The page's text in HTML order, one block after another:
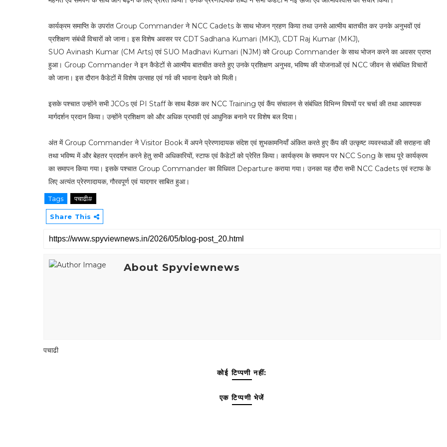
कार्यक्रम समाप्ति के उपरांत Group Commander ने NCC Cadets के साथ भोजन ग्रहण किया तथा उनसे आत्मीय बातचीत कर उनके अनुभवों एवं
प्रशिक्षण संबंधी विचारों को जाना। इस विशेष अवसर पर CDT Sadhana Kumari (MKJ), CDT Raj Kumar (MKJ),
SUO Avinash Kumar (CM Arts) एवं SUO Madhavi Kumari (NJM) को Group Commander के साथ भोजन करने का अवसर प्राप्त
हुआ। Group Commander ने इन कैडेटों से आत्मीय बातचीत करते हुए उनके प्रशिक्षण अनुभव, भविष्य की योजनाओं एवं NCC जीवन से संबंधित विचारों
को जाना। इस दौरान कैडेटों में विशेष उत्साह एवं गर्व की भावना देखने को मिली।
इसके पश्चात उन्होंने सभी JCOs एवं PI Staff के साथ बैठक कर NCC Training एवं कैंप संचालन से संबंधित विभिन्न विषयों पर चर्चा की तथा आवश्यक
मार्गदर्शन प्रदान किया। उन्होंने प्रशिक्षण को और अधिक प्रभावी एवं आधुनिक बनाने पर विशेष बल दिया।
अंत में Group Commander ने Visitor Book में अपने प्रेरणादायक संदेश एवं शुभकामनियाँ अंकित करते हुए कैंप की उत्कृष्ट व्यवस्थाओं की सराहना की
तथा भविष्य में और बेहतर प्रदर्शन करने हेतु सभी अधिकारियों, स्टाफ एवं कैडेटों को प्रेरित किया। कार्यक्रम के समापन पर NCC Song के साथ पूरे कार्यक्रम
का समापन किया गया। इसके पश्चात Group Commander का विधिवत Departure कराया गया। उनका यह दौरा सभी NCC Cadets एवं स्टाफ के
लिए अत्यंत प्रेरणादायक, गौरवपूर्ण एवं यादगार साबित हुआ।
Tags पचाढी#
Share This
About Spyviewnews
पचाढी
कोई टिप्पणी नहीं:
एक टिप्पणी भेजें